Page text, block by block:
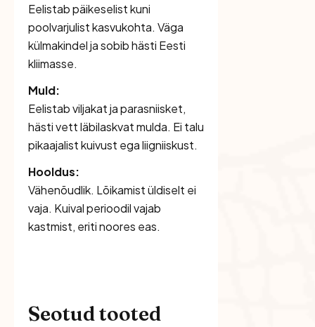
Eelistab päikeselist kuni
poolvarjulist kasvukohta. Väga
külmakindel ja sobib hästi Eesti
kliimasse.
Muld:
Eelistab viljakat ja parasniisket,
hästi vett läbilaskvat mulda. Ei talu
pikaajalist kuivust ega liigniiskust.
Hooldus:
Vähenõudlik. Lõikamist üldiselt ei
vaja. Kuival perioodil vajab
kastmist, eriti noores eas.
Seotud tooted